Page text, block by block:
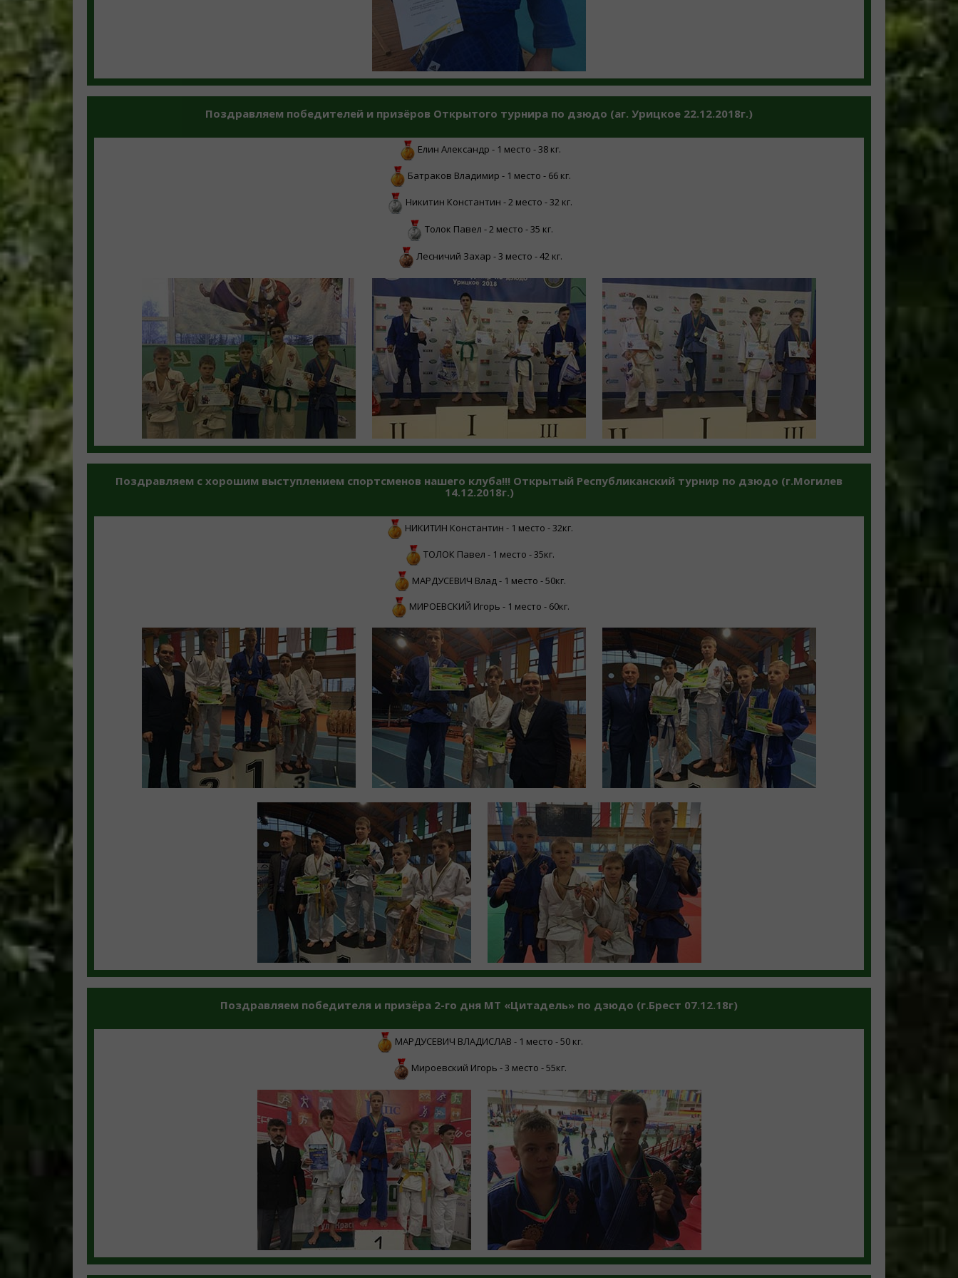
Поздравляем победителей и призёров Открытого турнира по дзюдо (аг. Урицкое 22.12.2018г.)
Елин Александр - 1 место - 38 кг.
Батраков Владимир - 1 место - 66 кг.
Никитин Константин - 2 место - 32 кг.
Толок Павел - 2 место - 35 кг.
Лесничий Захар - 3 место - 42 кг.
Поздравляем с хорошим выступлением спортсменов нашего клуба!!! Открытый Республиканский турнир по дзюдо (г.Могилев
14.12.2018г.)
НИКИТИН Константин - 1 место - 32кг.
ТОЛОК Павел - 1 место - 35кг.
МАРДУСЕВИЧ Влад - 1 место - 50кг.
МИРОЕВСКИЙ Игорь - 1 место - 60кг.
Поздравляем победителя и призёра 2-го дня МТ «Цитадель» по дзюдо (г.Брест 07.12.18г)
МАРДУСЕВИЧ ВЛАДИСЛАВ - 1 место - 50 кг.
Мироевский Игорь - 3 место - 55кг.